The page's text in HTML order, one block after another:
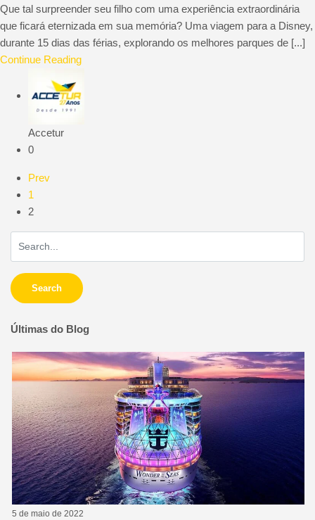
Que tal surpreender seu filho com uma experiência extraordinária
que ficará eternizada em sua memória? Uma viagem para a Disney,
durante 15 dias das férias, explorando os melhores parques de [...]
Continue Reading
Accetur
0
Prev
1
2
Search
Últimas do Blog
5 de maio de 2022